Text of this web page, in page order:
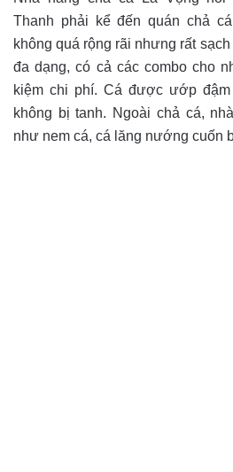
Thanh phải kể đến quán chả
không quá rộng rãi nhưng rất
đa dạng, có cả các combo cho
kiệm chi phí. Cá được ướp
không bị tanh. Ngoài chả cá,
như nem cá, cá lăng nướng cuốn